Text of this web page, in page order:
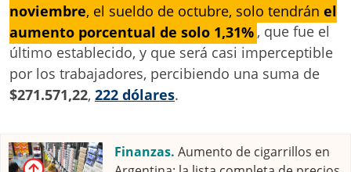
noviembre, el sueldo de octubre, solo tendrán el
aumento porcentual de solo 1,31% , que fue el
último establecido, y que será casi imperceptible
por los trabajadores, percibiendo una suma de
$271.571,22, 222 dólares.
Finanzas. Aumento de cigarrillos en